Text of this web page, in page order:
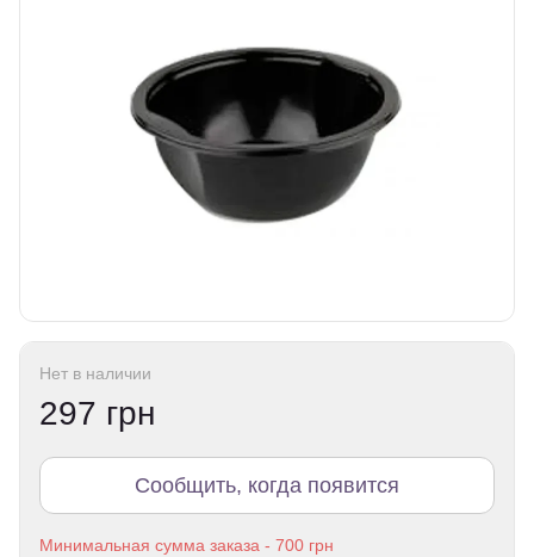
Нет в наличии
297 грн
Сообщить, когда появится